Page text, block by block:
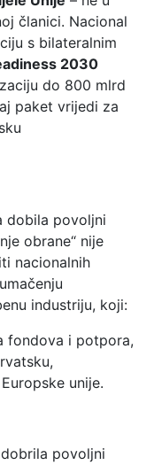
članici. Nacional
s bilateralnim
2030
do 800 mlrd
paket vrijedi za
dobila povoljni
obrane“ nije
nacionalnih
industriju, koji:
fondova i potpora,
unije.
povoljni